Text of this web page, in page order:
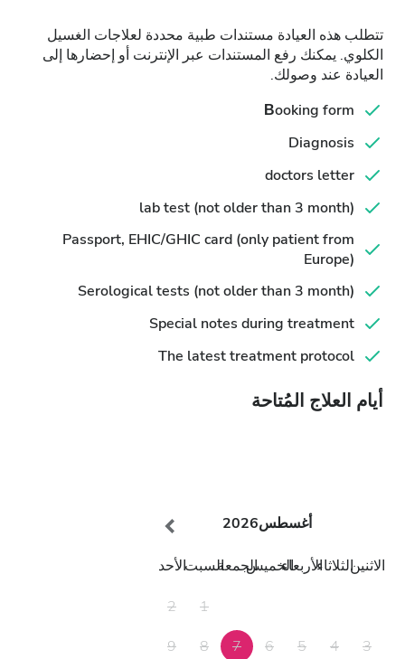
تتطلب هذه العيادة مستندات طبية محددة لعلاجات الغسيل
الكلوي. يمكنك رفع المستندات عبر الإنترنت أو إحضارها إلى
العيادة عند وصولك.
Βooking form
Diagnosis
doctors letter
lab test (not older than 3 month)
Passport, EHIC/GHIC card (only patient from
Europe)
Serological tests (not older than 3 month)
Special notes during treatment
The latest treatment protocol
أيام العلاج المُتاحة
أغسطس2026
الاثنينالثلاثاءالأربعاءالخميسالجمعةالسبتالأحد
1
2
3
4
5
6
7
8
9